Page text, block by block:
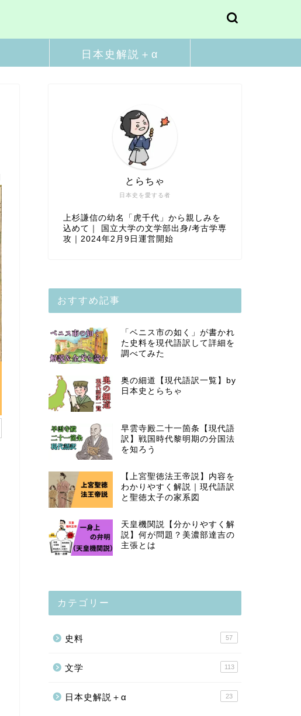
日本史解説＋α
日本史を愛する者
とらちゃ
上杉謙信の幼名「虎千代」から親しみを
込めて｜ 国立大学の文学部出身/考古学専
攻｜2024年2月9日運営開始
おすすめ記事
「ベニス市の如く」が書かれ
た史料を現代語訳して詳細を
調べてみた
奥の細道【現代語訳一覧】by
日本史とらちゃ
早雲寺殿二十一箇条【現代語
訳】戦国時代黎明期の分国法
を知ろう
【上宮聖徳法王帝説】内容を
わかりやすく解説｜現代語訳
と聖徳太子の家系図
天皇機関説【分かりやすく解
説】何が問題？美濃部達吉の
主張とは
カテゴリー
史料 57
文学 113
日本史解説＋α 23